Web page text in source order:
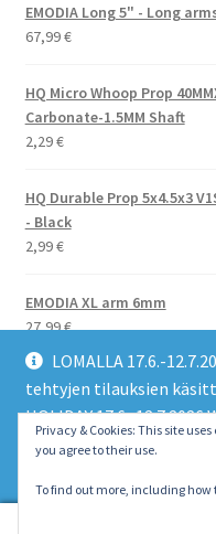
LOMALLA 17.6.-
tehtyjen tilauksien
HOLIDAY 17.6.-
orders made during the
EMODIA Long 5" - Long
67,99€
HQ Micro Whoop Prop
Carbonate-1.5MM Shaft
2,29€
HQ Durable Prop 5x4.5x3
- Black
2,99€
EMODIA XL arm 6mm
27,99€
© EMO FPV Drones 2026
Privacy & Cookies: This site
you agree to their use.
To find out more, including how